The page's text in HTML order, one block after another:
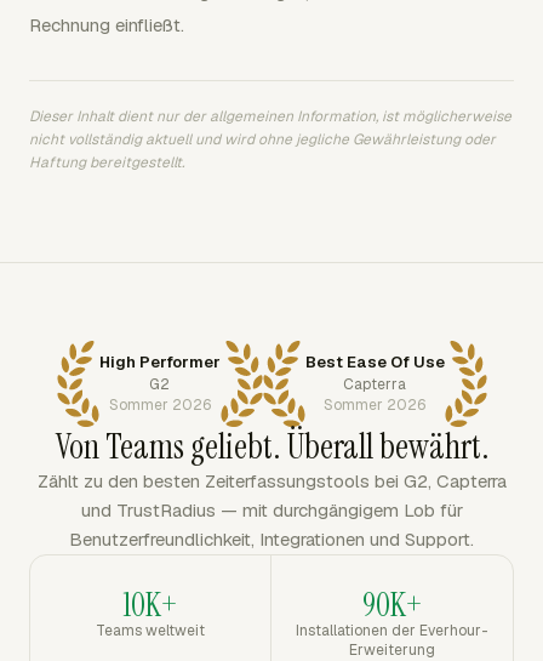
Rechnung einfließt.
Dieser Inhalt dient nur der allgemeinen Information, ist möglicherweise
nicht vollständig aktuell und wird ohne jegliche Gewährleistung oder
Haftung bereitgestellt.
High Performer
G2
Sommer 2026
Best Ease Of Use
Capterra
Sommer 2026
Von Teams geliebt. Überall bewährt.
Zählt zu den besten Zeiterfassungstools bei G2, Capterra
und TrustRadius — mit durchgängigem Lob für
Benutzerfreundlichkeit, Integrationen und Support.
10K+
Teams weltweit
90K+
Installationen der Everhour-
Erweiterung